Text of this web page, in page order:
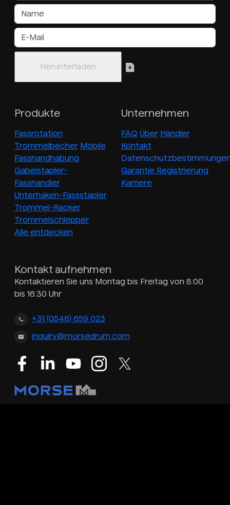
Produkte
Fassrotation
Trommelbecher Mobile
Fasshandhabung
Gabelstapler-
Fasshandler
Unterhaken-Fassstapler
Trommel-Racker
Trommelschlepper
Alle entdecken
Unternehmen
FAQ Über Händler
Kontakt
Garantie Registrierung
Karriere
Kontakt aufnehmen
Kontaktieren Sie uns Montag bis Freitag von 8:00
bis 16:30 Uhr
+31 (0548) 659 023
inquiry@morsedrum.com